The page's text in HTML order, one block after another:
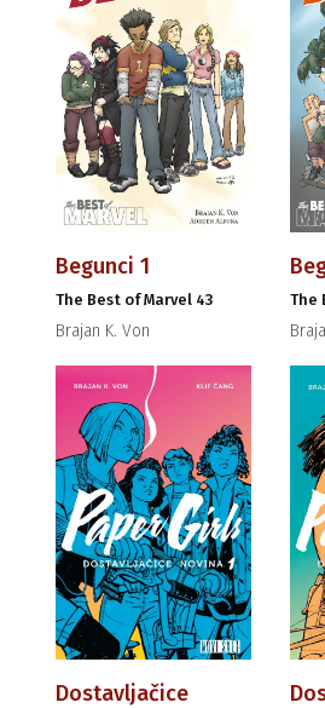
Begunci 1
The Best of Marvel 43
Brajan K. Von
The
Dostavljačice